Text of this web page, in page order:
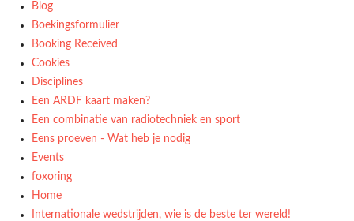
Blog
Boekingsformulier
Booking Received
Cookies
Disciplines
Een ARDF kaart maken?
Een combinatie van radiotechniek en sport
Eens proeven - Wat heb je nodig
Events
foxoring
Home
Internationale wedstrijden, wie is de beste ter wereld!